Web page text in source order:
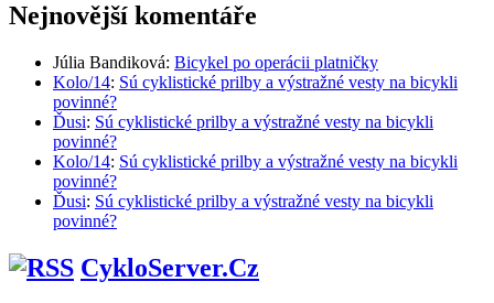
Nejnovější komentáře
Júlia Bandiková: Bicykel po operácii platničky
Kolo/14: Sú cyklistické prilby a výstražné vesty na bicykli
povinné?
Ďusi: Sú cyklistické prilby a výstražné vesty na bicykli
povinné?
Kolo/14: Sú cyklistické prilby a výstražné vesty na bicykli
povinné?
Ďusi: Sú cyklistické prilby a výstražné vesty na bicykli
povinné?
CykloServer.Cz